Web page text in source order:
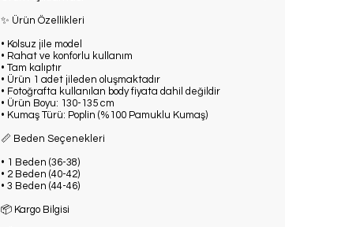
✨ Ürün Özellikleri
• Kolsuz jile model
• Rahat ve konforlu kullanım
• Tam kalıptır
• Ürün 1 adet jileden oluşmaktadır
• Fotoğrafta kullanılan body fiyata dahil değildir
• Ürün Boyu: 130-135 cm
• Kumaş Türü: Poplin (%100 Pamuklu Kumaş)
📏 Beden Seçenekleri
• 1 Beden (36-38)
• 2 Beden (40-42)
• 3 Beden (44-46)
📦 Kargo Bilgisi